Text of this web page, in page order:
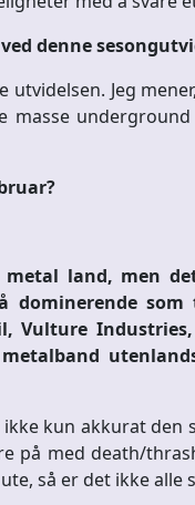
denne
utvidelsen. Jeg
masse
land, men
som
Vulture
kun akkurat den
på med death/
så er det ikke